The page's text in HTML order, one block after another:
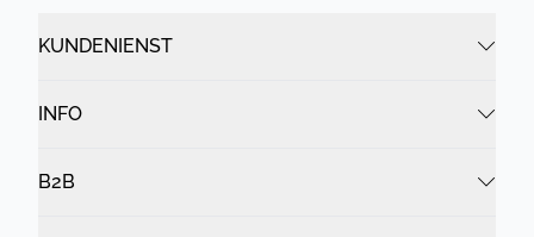
KUNDENIENST
INFO
B2B